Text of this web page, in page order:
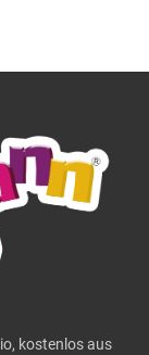
kostenlos aus